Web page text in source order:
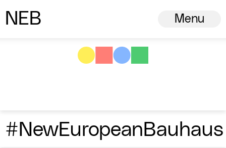
N ew
European
B Menu
#NewEuropeanBauhaus